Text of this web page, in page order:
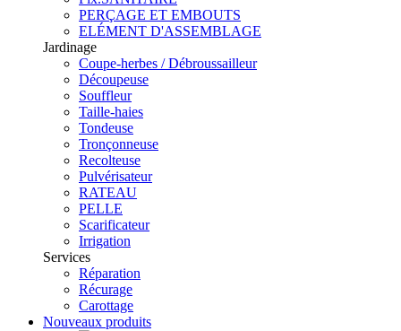
PERÇAGE ET EMBOUTS
ELÉMENT D'ASSEMBLAGE
Jardinage
Coupe-herbes / Débroussailleur
Découpeuse
Souffleur
Taille-haies
Tondeuse
Tronçonneuse
Recolteuse
Pulvérisateur
RATEAU
PELLE
Scarificateur
Irrigation
Services
Réparation
Récurage
Carottage
Nouveaux produits